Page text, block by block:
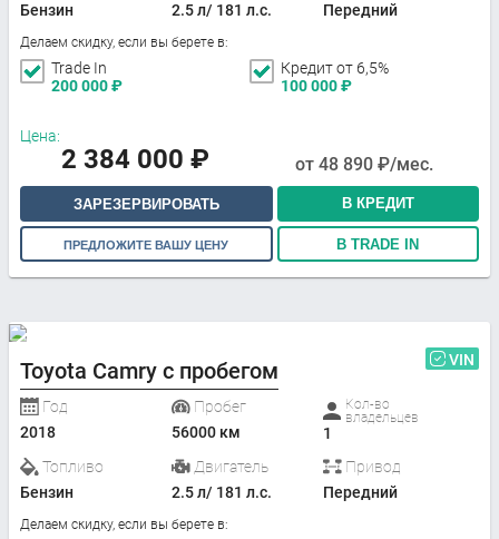
Бензин 2.5 л/ 181 л.с. Передний
Делаем скидку, если вы берете в:
Trade In
200 000₽
Кредит от 6,5%
100 000₽
Цена:
2 384 000 ₽ от 48 890 ₽/мес.
ЗАРЕЗЕРВИРОВАТЬ В КРЕДИТ
ПРЕДЛОЖИТЕ ВАШУ ЦЕНУ В TRADE IN
Toyota Camry с пробегом VIN
Год
2018
Пробег
56000 км
Кол-во
владельцев
1
Топливо
Бензин
Двигатель
2.5 л/ 181 л.с.
Привод
Передний
Делаем скидку, если вы берете в: